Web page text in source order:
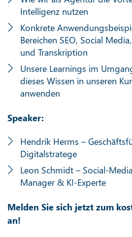
Intelligenz nutzen
Konkrete
Bereichen SEO, Social
und Transkription
Unsere Learnings im
dieses Wissen in unseren
anwenden
Speaker:
Hendrik Herms –
Digitalstratege
Leon Schmidt – Social-
Manager & KI-Experte
Melden Sie sich jetzt zum
an!